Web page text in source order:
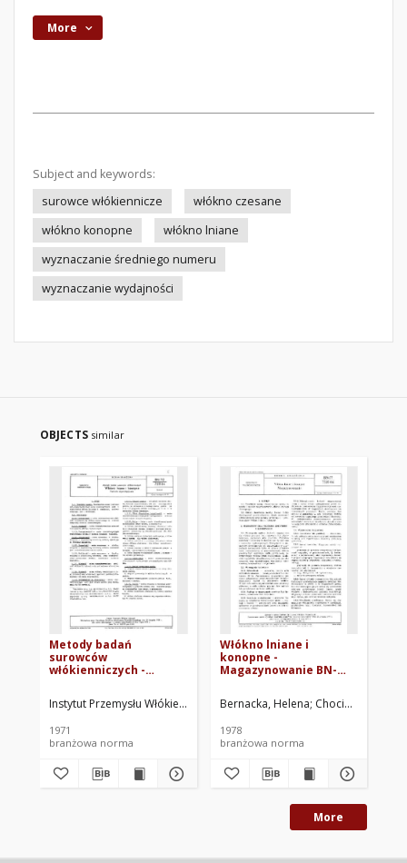
More
Subject and keywords:
surowce włókiennicze
włókno czesane
włókno konopne
włókno lniane
wyznaczanie średniego numeru
wyznaczanie wydajności
OBJECTS similar
Metody badań
surowców
włókienniczych -
konopne - Kontrola
organoleptyczna BN-
Instytut Przemysłu Włókien Łykowych. Oprac.
1971
branżowa norma
Włókno lniane i
konopne -
Magazynowanie BN-
Bernacka, Helena Chocianowicz,
1978
branżowa norma
More